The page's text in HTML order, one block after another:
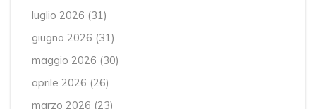
luglio 2026 (31)
giugno 2026 (31)
maggio 2026 (30)
aprile 2026 (26)
marzo 2026 (23)